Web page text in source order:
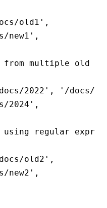
old1' ,
new1' ,
from multiple old
2022' ,
'/docs/
2024' ,
using regular
old2' ,
new2' ,